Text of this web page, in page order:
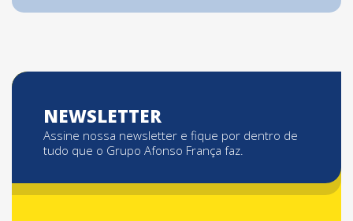
NEWSLETTER
Assine nossa newsletter e fique por dentro de
tudo que o Grupo Afonso França faz.